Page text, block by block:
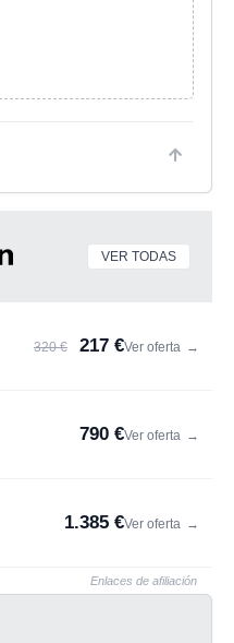
VER TODAS
320 € 217 €Ver oferta →
790 €Ver oferta →
1.385 €Ver oferta →
Enlaces de afiliación